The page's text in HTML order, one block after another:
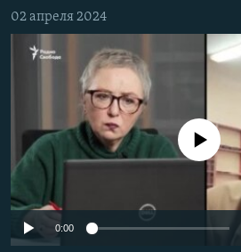
Вернутся
поиску
КАВКАЗ.РЕАЛИИ
СЕВЕР.РЕАЛИИ
СИБИРЬ.РЕАЛИИ
РАСПИСАНИЕ ВЕЩАНИЯ
ПОДПИШИТЕСЬ НА РАССЫЛКУ
СОЦИАЛЬНЫЕ СЕТИ
02 апреля 2024
No media source
0:00